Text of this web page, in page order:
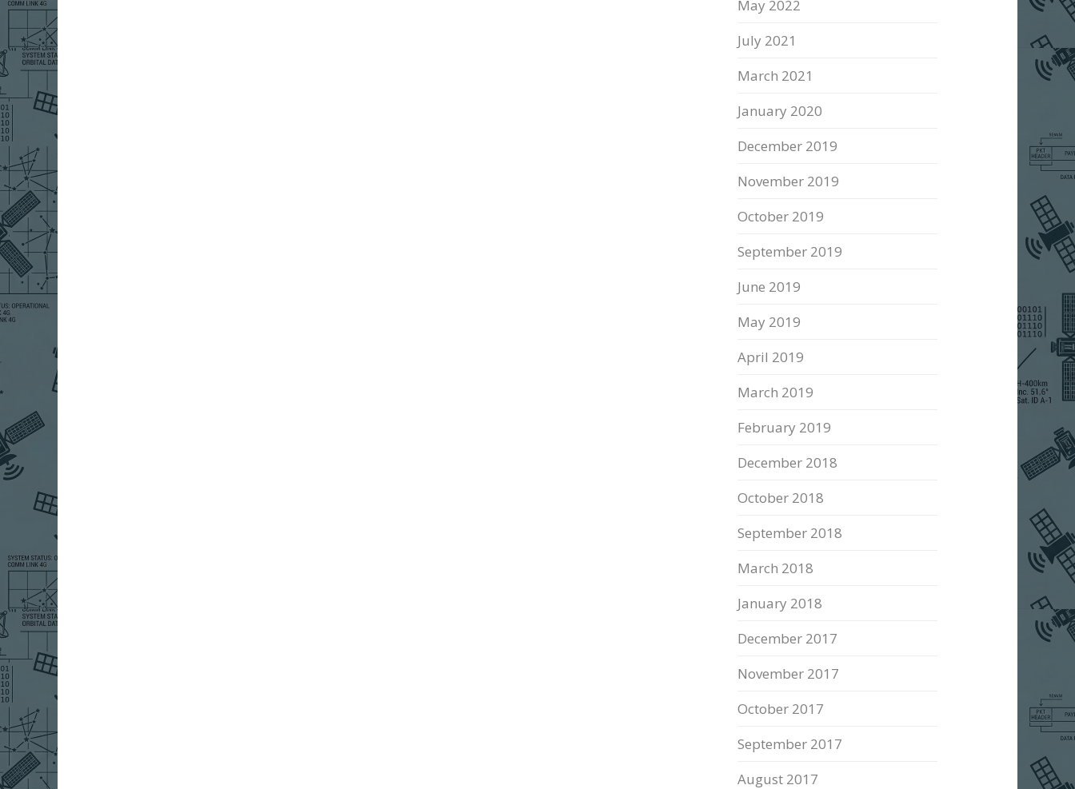
May 2022
July 2021
March 2021
January 2020
December 2019
November 2019
October 2019
September 2019
June 2019
May 2019
April 2019
March 2019
February 2019
December 2018
October 2018
September 2018
March 2018
January 2018
December 2017
November 2017
October 2017
September 2017
August 2017